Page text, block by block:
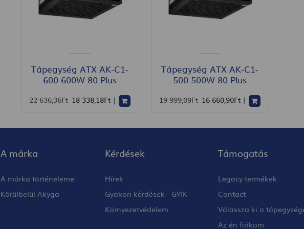
Tápegység ATX AK-C1-
600 600W 80 Plus
22 636,36Ft 18 338,18Ft |
Tápegység ATX AK-C1-
500 500W 80 Plus
19 999,09Ft 16 660,90Ft |
A márka
A márka történeleme
Körülbelül Akyga
Kérdések
Hírek
Gyakori kérdések - GYIK
Környezetvédelem
Támogatás
Legacy termékek
Contact
Válassza ki a
Az én fiókom